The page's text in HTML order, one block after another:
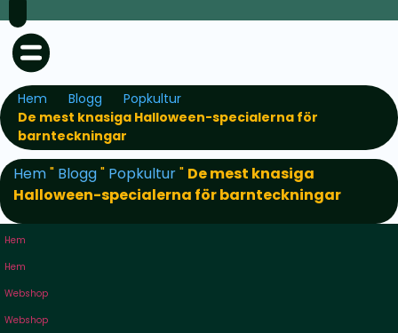
Hem Blogg
Popkultur
De mest knasiga Halloween-specialerna för
barnteckningar
Hem" Blogg" Popkultur" De mest knasiga
Halloween-specialerna för barnteckningar
Hem
Hem
Webshop
Webshop